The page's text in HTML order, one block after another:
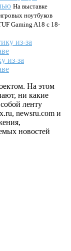
На выставке
ноутбуков
Gaming A18 с 18-
из-за
На этом
ни какие
ленту
newsru.com и
новостей